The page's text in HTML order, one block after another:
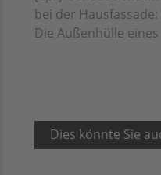
bei der
Die Außenhülle
Dies könnte Sie